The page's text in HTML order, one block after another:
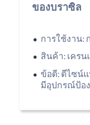
ของบราซิล
การใช้งาน:
สินค้า: เคร
ข้อดี: ดีไซน์
มีอุปกรณ์ป้อ